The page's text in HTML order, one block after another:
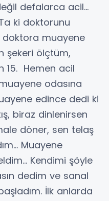
defalarca acil…
ki doktorunu
doktora muayene
şekeri ölçtüm,
15. Hemen acil
odasına
edince dedi ki
biraz dinlenirsen
döner, sen telaş
Muayene
Kendimi şöyle
dedim ve sanal
İlk anlarda